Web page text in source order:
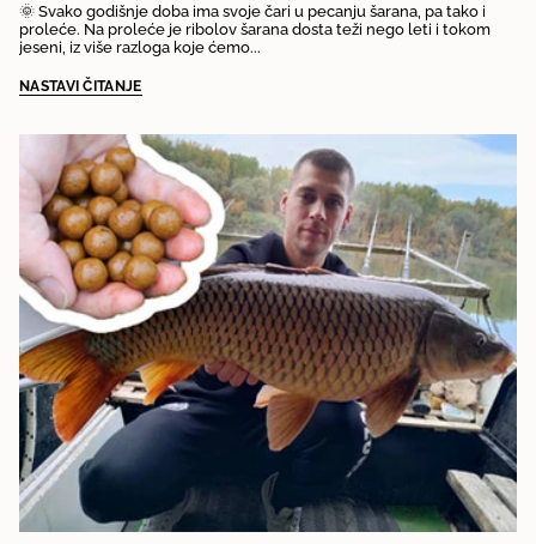
🌞 Svako godišnje doba ima svoje čari u pecanju šarana, pa tako i
proleće. Na proleće je ribolov šarana dosta teži nego leti i tokom
jeseni, iz više razloga koje ćemo...
NASTAVI ČITANJE